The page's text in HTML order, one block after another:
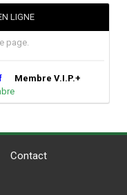
LIGNE
page.
Membre V.I.P.+
Contact